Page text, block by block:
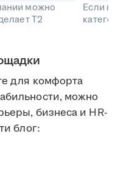
можно
T2
Если
для комфорта
можно
бизнеса и HR-
блог: